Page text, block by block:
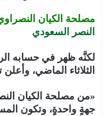
مصلحة الكيان
النصر السعودي
لكنَّه ظهر في حسابه
الثلاثاء الماضي، وأعلن
«من مصلحة الكيان
جهةٍ واحدةٍ، وتكون